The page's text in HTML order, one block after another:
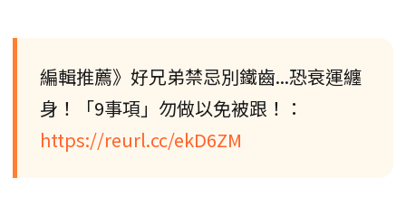
編輯推薦》好兄弟禁忌別鐵齒...恐衰運纏
身！「9事項」勿做以免被跟！：
https://reurl.cc/ekD6ZM